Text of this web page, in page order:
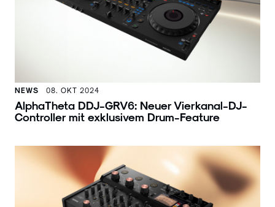
NEWS 08. OKT 2024
AlphaTheta DDJ-GRV6: Neuer Vierkanal-DJ-
Controller mit exklusivem Drum-Feature